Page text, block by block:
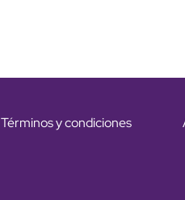
Términos y condiciones